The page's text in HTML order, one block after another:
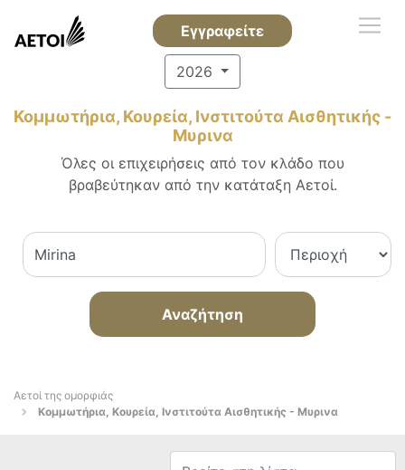
Εγγραφείτε
2026
Κομμωτήρια, Κουρεία, Ινστιτούτα Αισθητικής -
Μυρινα
Όλες οι επιχειρήσεις από τον κλάδο που
βραβεύτηκαν από την κατάταξη Αετοί.
Αναζήτηση
Αετοί της ομορφιάς
Κομμωτήρια, Κουρεία, Ινστιτούτα Αισθητικής - Μυρινα